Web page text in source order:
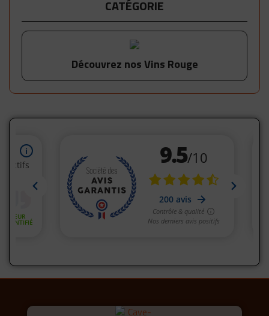
CATÉGORIE
Découvrez nos Vins Rouge